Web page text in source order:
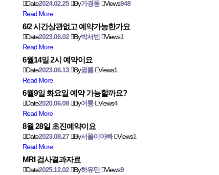
Date2024.02.25 By가경동 Views948
Read More
6/2 시간상관없고 예약가능한가요
Date2023.06.02 By박서빈 Views1
Read More
6월14일 2시 예약이요
Date2023.06.13 By귕름 Views1
Read More
6월9일 화요일 예약 가능할까요?
Date2020.06.08 By어통 Views4
Read More
8월 28일 초진예약이요
Date2023.08.27 By서율이아빠 Views1
Read More
MRI 검사결과자료
Date2025.12.02 By하유민 Views9